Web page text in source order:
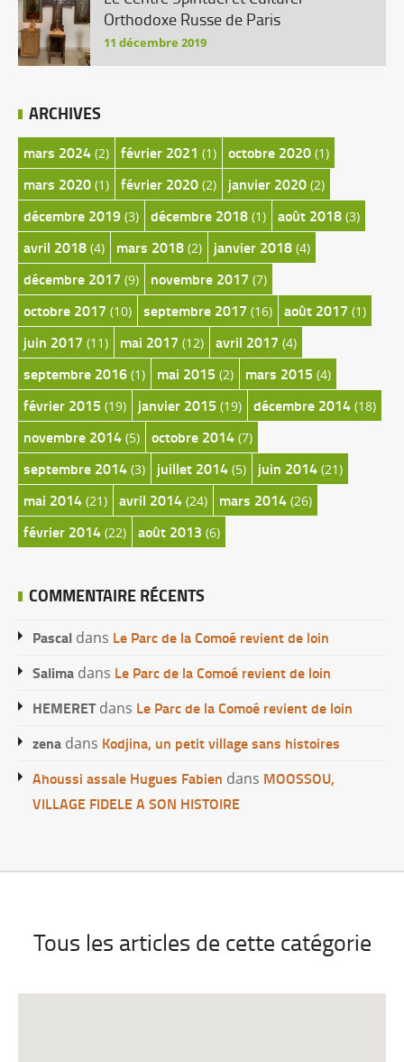
Orthodoxe Russe de Paris
11 décembre 2019
ARCHIVES
mars 2024 (2) février 2021 (1) octobre 2020 (1)
mars 2020 (1) février 2020 (2) janvier 2020 (2)
décembre 2019 (3) décembre 2018 (1) août 2018 (3)
avril 2018 (4) mars 2018 (2) janvier 2018 (4)
décembre 2017 (9) novembre 2017 (7)
octobre 2017 (10) septembre 2017 (16) août 2017 (1)
juin 2017 (11) mai 2017 (12) avril 2017 (4)
septembre 2016 (1) mai 2015 (2) mars 2015 (4)
février 2015 (19) janvier 2015 (19) décembre 2014 (18)
novembre 2014 (5) octobre 2014 (7)
septembre 2014 (3) juillet 2014 (5) juin 2014 (21)
mai 2014 (21) avril 2014 (24) mars 2014 (26)
février 2014 (22) août 2013 (6)
COMMENTAIRE RÉCENTS
Pascal dans Le Parc de la Comoé revient de loin
Salima dans Le Parc de la Comoé revient de loin
HEMERETdans Le Parc de la Comoé revient de loin
zena dans Kodjina, un petit village sans histoires
Ahoussi assale Hugues Fabien dans MOOSSOU,
VILLAGE FIDELE A SON HISTOIRE
Tous les articles de cette catégorie